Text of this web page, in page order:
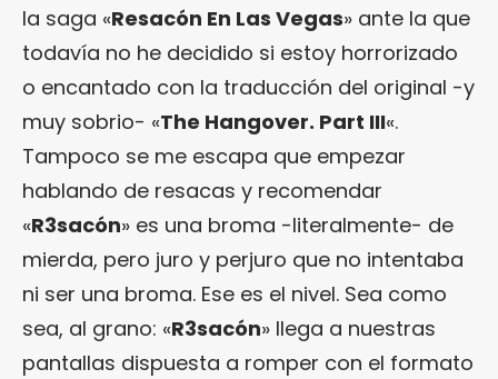
la saga «Resacón En Las Vegas» ante la que
todavía no he decidido si estoy horrorizado
o encantado con la traducción del original -y
muy sobrio- «The Hangover. Part III«.
Tampoco se me escapa que empezar
hablando de resacas y recomendar
«R3sacón» es una broma -literalmente- de
mierda, pero juro y perjuro que no intentaba
ni ser una broma. Ese es el nivel. Sea como
sea, al grano: «R3sacón» llega a nuestras
pantallas dispuesta a romper con el formato